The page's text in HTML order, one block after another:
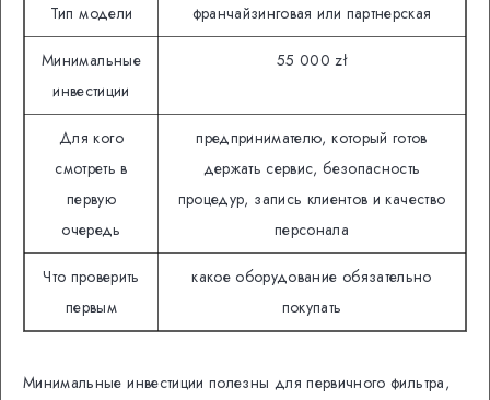
Тип модели франчайзинговая или партнерская
Минимальные
инвестиции
55 000 zł
Для кого
смотреть в
первую
очередь
предпринимателю, который готов
держать сервис, безопасность
процедур, запись клиентов и качество
персонала
Что проверить
первым
какое оборудование обязательно
покупать
Минимальные инвестиции полезны для первичного фильтра,